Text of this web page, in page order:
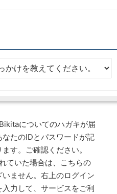
についてのハガキが届
たのIDとパスワードが記
す。ご確認ください。
ていた場合は、こちらの
いません。右上のログイン
力して、サービスをご利